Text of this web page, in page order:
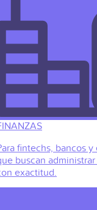
fintechs, bancos
buscan
exactitud.